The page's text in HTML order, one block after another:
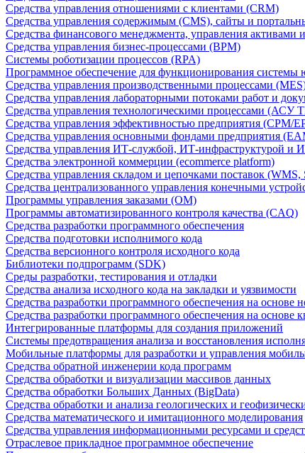
Средства управления отношениями с клиентами (CRM)
Средства управления содержимым (CMS), сайты и
Средства финансового менеджмента, управления активами
Средства управления бизнес-процессами (BPM)
Системы роботизации процессов (RPA)
Программное обеспечение для функционирования системы
Средства управления производственными процессами
Средства управления лабораторными потоками работ и
Средства управления технологическими процессами (АСУ
Средства управления эффективностью предприятия (CPM/
Средства управления основными фондами предприятия
Средства управления ИТ-службой, ИТ-инфраструктурой и
Средства электронной коммерции (ecommerce platform)
Средства управления складом и цепочками поставок (WMS,
Средства централизованного управления конечными
Программы управления заказами (OM)
Программы автоматизированного контроля качества (CAQ)
Средства разработки программного обеспечения
Средства подготовки исполнимого кода
Средства версионного контроля исходного кода
Библиотеки подпрограмм (SDK)
Среды разработки, тестирования и отладки
Средства анализа исходного кода на закладки и уязвимости
Средства разработки программного обеспечения на основе
Средства разработки программного обеспечения на основе
Интегрированные платформы для создания приложений
Системы предотвращения анализа и восстановления
Мобильные платформы для разработки и управления
Средства обратной инженерии кода программ
Средства обработки и визуализации массивов данных
Средства обработки Больших Данных (BigData)
Средства обработки и анализа геологических и
Средства математического и имитационного моделирования
Средства управления информационными ресурсами и
Отраслевое прикладное программное обеспечение